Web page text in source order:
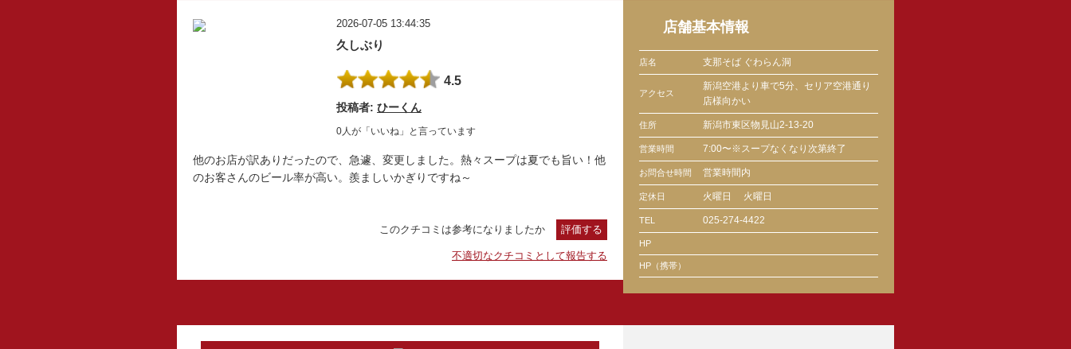
2026-07-05 13:44:35
久しぶり
4.5
投稿者: ひーくん
0人が「いいね」と言っています
他のお店が訳ありだったので、急遽、変更しました。熱々スープは夏でも旨い！他
のお客さんのビール率が高い。羨ましいかぎりですね～
このクチコミは参考になりましたか 評価する
不適切なクチコミとして報告する
店舗基本情報
店名 支那そば ぐわらん洞
アクセス
新潟空港より車で5分、セリア空港通り
店様向かい
住所 新潟市東区物見山2-13-20
営業時間 7:00〜※スープなくなり次第終了
お問合せ時間 営業時間内
定休日 火曜日 火曜日
TEL 025-274-4422
HP
HP（携帯）